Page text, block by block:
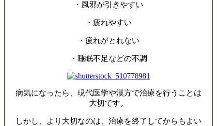
・風邪が引きやすい
・疲れやすい
・疲れがとれない
・睡眠不足などの不調
病気になったら、現代医学や漢方で治療を行うことは
大切です。
しかし、より大切なのは、治療を終了してからもよい